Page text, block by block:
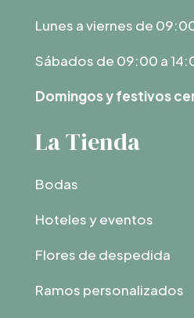
Lunes a viernes de
Sábados de 09:00 a
Domingos y festivos
La Tienda
Bodas
Hoteles y eventos
Flores de despedida
Ramos personalizados